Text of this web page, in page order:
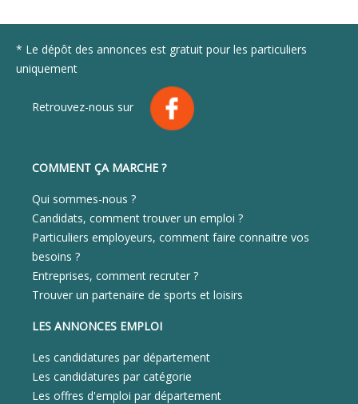
* Le dépôt des annonces est gratuit pour les particuliers
uniquement
Retrouvez-nous sur
COMMENT ÇA MARCHE ?
Qui sommes-nous ?
Candidats, comment trouver un emploi ?
Particuliers employeurs, comment faire connaitre vos
besoins ?
Entreprises, comment recruter ?
Trouver un partenaire de sports et loisirs
LES ANNONCES EMPLOI
Les candidatures par département
Les candidatures par catégorie
Les offres d'emploi par département